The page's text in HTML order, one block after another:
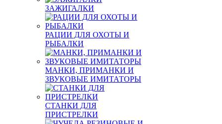
ЗАЖИГАЛКИ
РАЦИИ ДЛЯ ОХОТЫ И
РЫБАЛКИ
МАНКИ, ПРИМАНКИ И
ЗВУКОВЫЕ ИМИТАТОРЫ
СТАНКИ ДЛЯ
ПРИСТРЕЛКИ